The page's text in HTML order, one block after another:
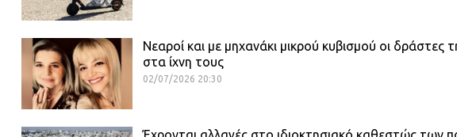
Νεαροί και με μηχανάκι μικρού κυβισμού οι
στα ίχνη τους
02/07/2026 20:30